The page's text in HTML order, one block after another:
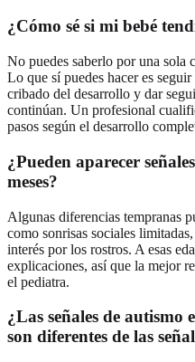
¿Cómo sé si mi bebé
No puedes saberlo por una sola
Lo que sí puedes hacer es
cribado del desarrollo y dar
continúan. Un profesional
pasos según el desarrollo
¿Pueden aparecer
meses?
Algunas diferencias tempranas
como sonrisas sociales
interés por los rostros. A esas
explicaciones, así que la mejor
el pediatra.
¿Las señales de autismo
son diferentes de las